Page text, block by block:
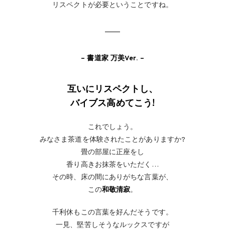
リスペクトが必要ということですね。
– 書道家 万美Ver. –
互いにリスペクトし、
バイブス高めてこう!
これでしょう。
みなさま茶道を体験されたことがありますか?
畳の部屋に正座をし
香り高きお抹茶をいただく…
その時、床の間にありがちな言葉が、
この和敬清寂。
千利休もこの言葉を好んだそうです。
一見、堅苦しそうなルックスですが